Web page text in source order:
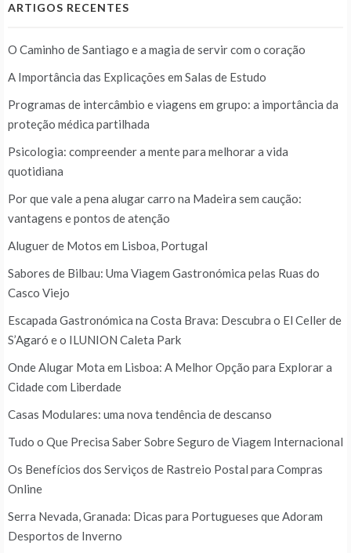
ARTIGOS RECENTES
O Caminho de Santiago e a magia de servir com o coração
A Importância das Explicações em Salas de Estudo
Programas de intercâmbio e viagens em grupo: a importância da
proteção médica partilhada
Psicologia: compreender a mente para melhorar a vida
quotidiana
Por que vale a pena alugar carro na Madeira sem caução:
vantagens e pontos de atenção
Aluguer de Motos em Lisboa, Portugal
Sabores de Bilbau: Uma Viagem Gastronómica pelas Ruas do
Casco Viejo
Escapada Gastronómica na Costa Brava: Descubra o El Celler de
S’Agaró e o ILUNION Caleta Park
Onde Alugar Mota em Lisboa: A Melhor Opção para Explorar a
Cidade com Liberdade
Casas Modulares: uma nova tendência de descanso
Tudo o Que Precisa Saber Sobre Seguro de Viagem Internacional
Os Benefícios dos Serviços de Rastreio Postal para Compras
Online
Serra Nevada, Granada: Dicas para Portugueses que Adoram
Desportos de Inverno